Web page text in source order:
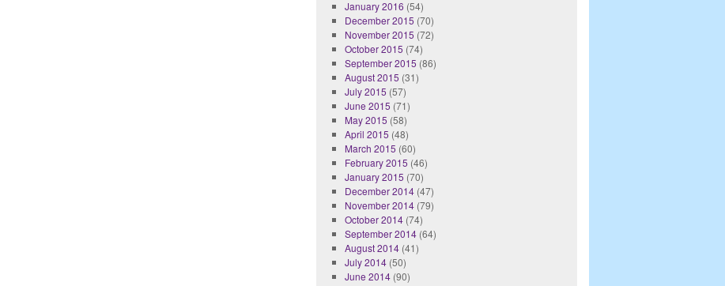
January 2016 (54)
December 2015 (70)
November 2015 (72)
October 2015 (74)
September 2015 (86)
August 2015 (31)
July 2015 (57)
June 2015 (71)
May 2015 (58)
April 2015 (48)
March 2015 (60)
February 2015 (46)
January 2015 (70)
December 2014(47)
November 2014(79)
October 2014(74)
September 2014(64)
August 2014(41)
July 2014(50)
June 2014(90)